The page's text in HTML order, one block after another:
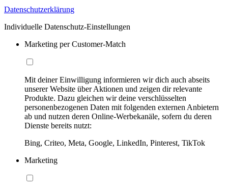
Datenschutzerklärung
Individuelle Datenschutz-Einstellungen
Marketing per Customer-Match
Mit deiner Einwilligung informieren wir dich auch abseits
unserer Website über Aktionen und zeigen dir relevante
Produkte. Dazu gleichen wir deine verschlüsselten
personenbezogenen Daten mit folgenden externen Anbietern
ab und nutzen deren Online-Werbekanäle, sofern du deren
Dienste bereits nutzt:
Bing, Criteo, Meta, Google, LinkedIn, Pinterest, TikTok
Marketing